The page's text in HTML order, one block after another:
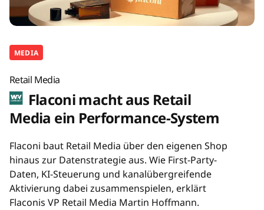
MEDIA
Retail Media
Flaconi macht aus Retail
Media ein Performance-System
Flaconi baut Retail Media über den eigenen Shop
hinaus zur Datenstrategie aus. Wie First-Party-
Daten, KI-Steuerung und kanalübergreifende
Aktivierung dabei zusammenspielen, erklärt
Flaconis VP Retail Media Martin Hoffmann.